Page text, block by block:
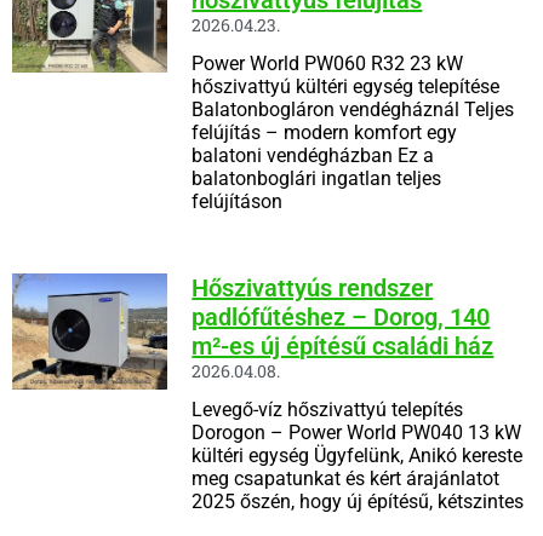
2026.04.23.
Power World PW060 R32 23 kW
hőszivattyú kültéri egység telepítése
Balatonbogláron vendégháznál Teljes
felújítás – modern komfort egy
balatoni vendégházban Ez a
balatonboglári ingatlan teljes
felújításon
Hőszivattyús rendszer
padlófűtéshez – Dorog, 140
m²-es új építésű családi ház
2026.04.08.
Levegő-víz hőszivattyú telepítés
Dorogon – Power World PW040 13 kW
kültéri egység Ügyfelünk, Anikó kereste
meg csapatunkat és kért árajánlatot
2025 őszén, hogy új építésű, kétszintes